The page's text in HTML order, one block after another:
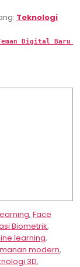
Teknologi
Digital Baru
, Face
Biometrik,
learning,
modern,
3D,